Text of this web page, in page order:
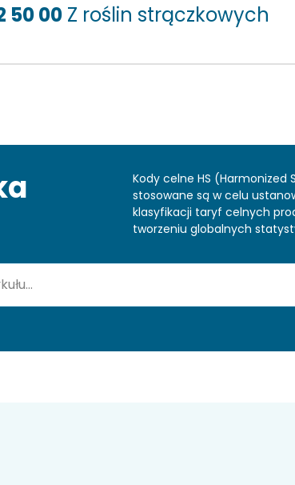
50 00 Z roślin strączkowych
Kody celne HS (Harmonized
stosowane są w celu
klasyfikacji taryf celnych
tworzeniu globalnych